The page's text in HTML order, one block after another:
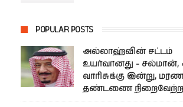
POPULAR POSTS
அல்லாஹ்வின் சட்டம்
உயர்வானது - சல்மான்,
வாரிசுக்கு இன்று, மரண
தண்டணை